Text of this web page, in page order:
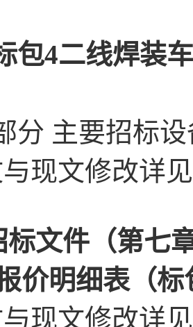
包4二线焊装
分 主要招标
现文修改详
标文件（第七
价明细表（标
现文修改详